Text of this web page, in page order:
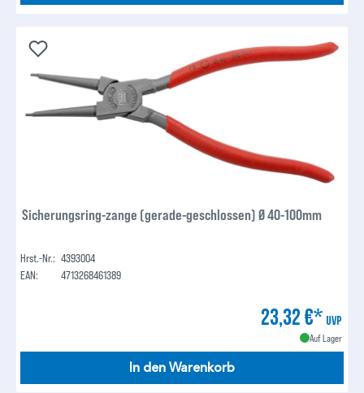
Sicherungsring-zange (gerade-geschlossen) Ø 40-100mm
Hrst.-Nr.: 4393004
EAN:
4713268461389
23,32 €* UVP
Auf Lager
In den Warenkorb